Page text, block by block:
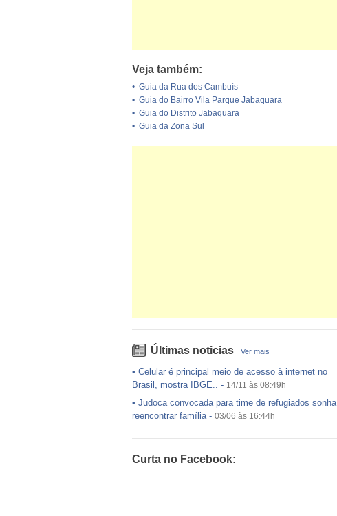
Veja também:
• Guia da Rua dos Cambuís
• Guia do Bairro Vila Parque Jabaquara
• Guia do Distrito Jabaquara
• Guia da Zona Sul
Últimas noticias Ver mais
• Celular é principal meio de acesso à internet no
Brasil, mostra IBGE.. - 14/11 às 08:49h
• Judoca convocada para time de refugiados sonha
reencontrar família- 03/06 às 16:44h
•Exército egípcio diz que encontrou destroços de
Curta no Facebook: